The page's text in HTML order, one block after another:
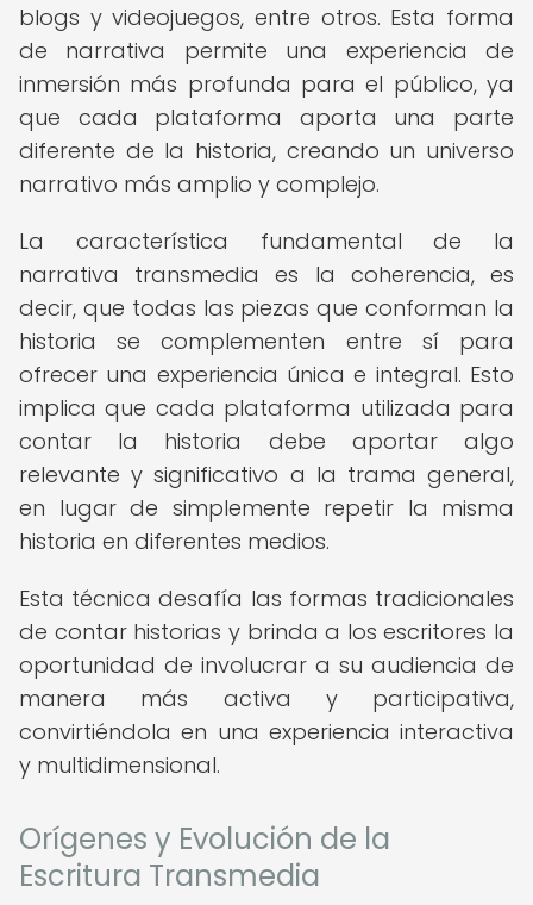
blogs y videojuegos, entre otros. Esta forma
de narrativa permite una experiencia de
inmersión más profunda para el público, ya
que cada plataforma aporta una parte
diferente de la historia, creando un universo
narrativo más amplio y complejo.
La característica fundamental de la
narrativa transmedia es la coherencia, es
decir, que todas las piezas que conforman la
historia se complementen entre sí para
ofrecer una experiencia única e integral. Esto
implica que cada plataforma utilizada para
contar la historia debe aportar algo
relevante y significativo a la trama general,
en lugar de simplemente repetir la misma
historia en diferentes medios.
Esta técnica desafía las formas tradicionales
de contar historias y brinda a los escritores la
oportunidad de involucrar a su audiencia de
manera más activa y participativa,
convirtiéndola en una experiencia interactiva
y multidimensional.
Orígenes y Evolución de la
Escritura Transmedia